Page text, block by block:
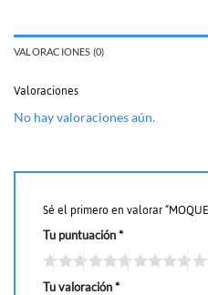
VALORACIONES (0)
Valoraciones
No hay valoraciones aún.
Sé el primero en valorar
Tu puntuación *
Tu valoración *